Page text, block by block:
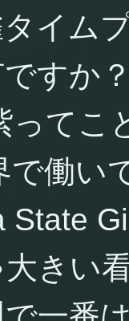
イム
すか
ってこ
で働い
State
きい